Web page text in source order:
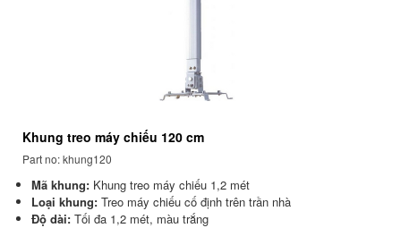
Khung treo máy chiếu 120 cm
Part no: khung120
Mã khung: Khung treo máy chiếu 1,2 mét
Loại khung: Treo máy chiếu cố định trên trần nhà
Độ dài: Tối đa 1,2 mét, màu trắng